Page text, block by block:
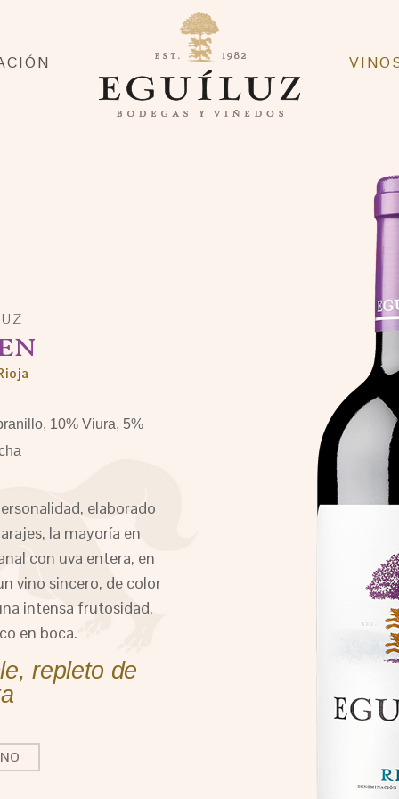
10% Viura, 5%
elaborado
la mayoría en
con uva entera, en
vino sincero, de color
intensa frutosidad,
en boca.
repleto de